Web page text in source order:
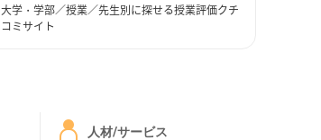
大学・学部／授業／先生別に探せる授業評価クチ
コミサイト
人材/サービス